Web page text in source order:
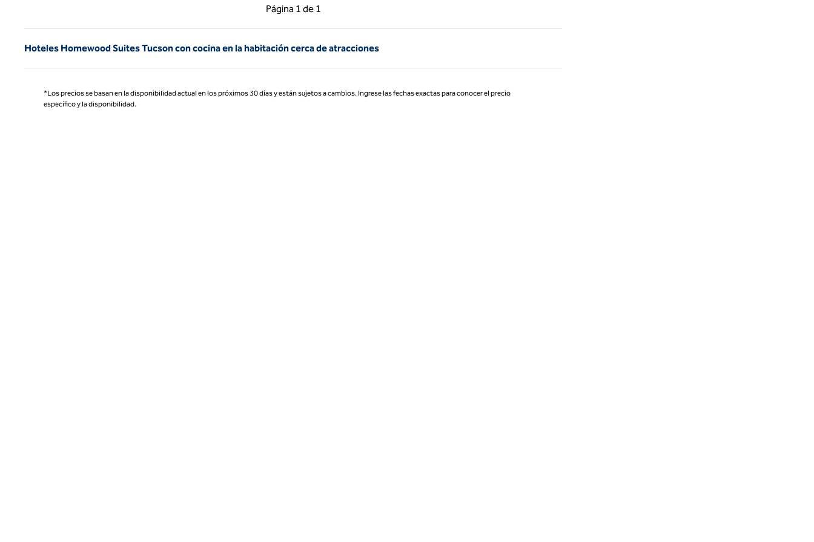
Página 1 de 1
Página anterior, 1 de 1
Página 1 de 1
Hoteles Homewood Suites Tucson con cocina en la habitación cerca de atracciones
*Los precios se basan en la disponibilidad actual en los próximos 30 días y están sujetos a cambios. Ingrese las fechas exactas para conocer el precio
específico y la disponibilidad.